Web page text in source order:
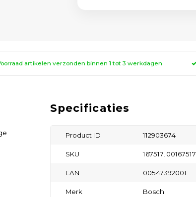
artikelen verzonden binnen 1 tot 3 werkdagen
Specificaties
Product ID 112903674
SKU 167517, 00167517
EAN 00547392001
Merk Bosch